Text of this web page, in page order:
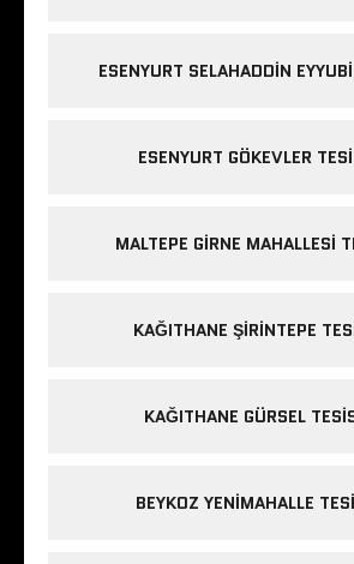
ESENYURT SELAHADDIN
ESENYURT GÖKEVLER
MALTEPE GIRNE MAHALLESI
KAĞITHANE ŞIRINTEPE
KAĞITHANE GÜRSEL
BEYKOZ YENIMAHALLE